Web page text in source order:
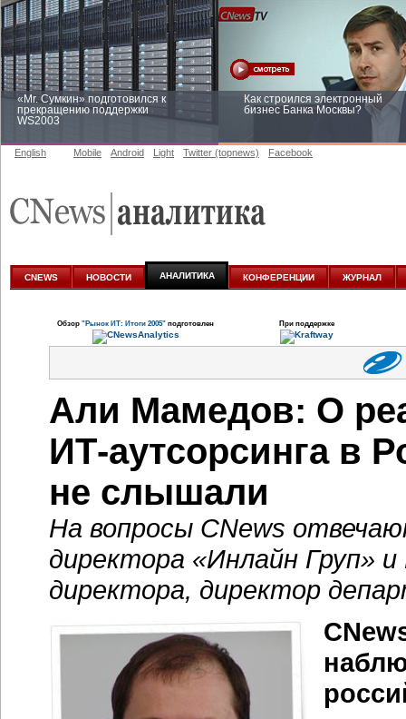
«Mr. Сумкин» подготовился к
прекращению поддержки
WS2003
Как строился электронный
бизнес Банка Москвы?
аналитике
English Mobile Android Light Twitter (topnews) Facebook
CNEWS НОВОСТИ АНАЛИТИКА КОНФЕРЕНЦИИ ЖУРНАЛ
Обзор "Рынок ИТ: Итоги 2005" подготовлен При поддержке
Али Мамедов: О
ИТ-аутсорсингав
не слышали
На вопросы CNews
директора «Инлайн Груп»
директора, директор